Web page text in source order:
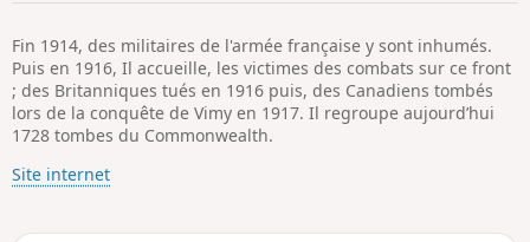
Fin 1914, des militaires de l'armée française y sont inhumés.
Puis en 1916, Il accueille, les victimes des combats sur ce front
; des Britanniques tués en 1916 puis, des Canadiens tombés
lors de la conquête de Vimy en 1917. Il regroupe aujourd’hui
1728 tombes du Commonwealth.
Site internet